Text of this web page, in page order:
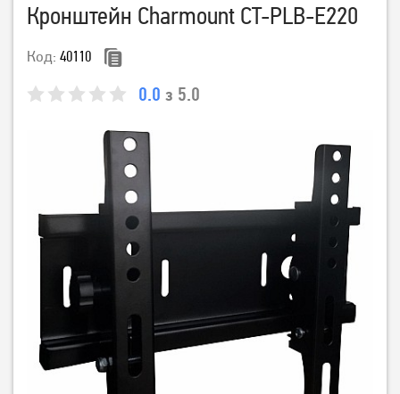
Кронштейн Charmount CT-PLB-E220
Код: 40110
0.0 з 5.0